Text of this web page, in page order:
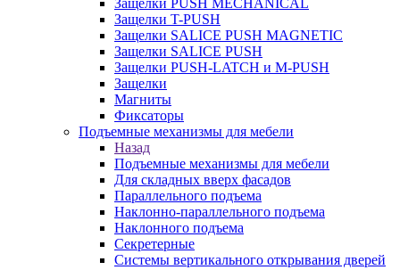
Защёлки PUSH MECHANICAL
Защелки T-PUSH
Защелки SALICE PUSH MAGNETIC
Защелки SALICE PUSH
Защелки PUSH-LATCH и M-PUSH
Защелки
Магниты
Фиксаторы
Подъемные механизмы для мебели
Назад
Подъемные механизмы для мебели
Для складных вверх фасадов
Параллельного подъема
Наклонно-параллельного подъема
Наклонного подъема
Секретерные
Системы вертикального открывания дверей